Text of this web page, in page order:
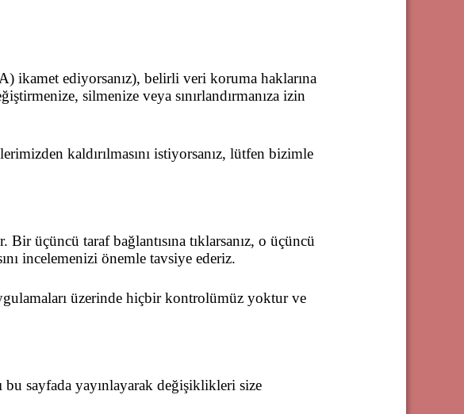
ikamet ediyorsanız), belirli veri koruma haklarına
silmenize veya sınırlandırmanıza izin
kaldırılmasını istiyorsanız, lütfen bizimle
üçüncü taraf bağlantısına tıklarsanız, o üçüncü
incelemenizi önemle tavsiye ederiz.
üzerinde hiçbir kontrolümüz yoktur ve
sayfada yayınlayarak değişiklikleri size